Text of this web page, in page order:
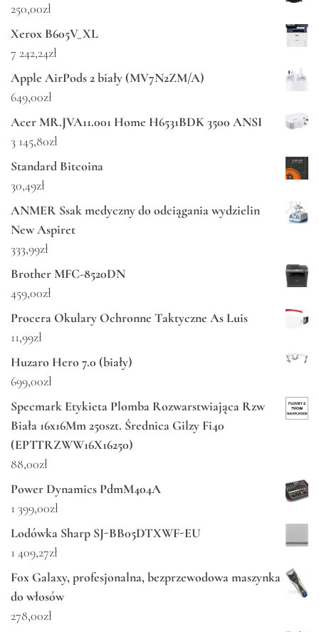
250,00zł
Xerox B605V_XL
7 242,24zł
Apple AirPods 2 biały (MV7N2ZM/A)
649,00zł
Acer MR.JVA11.001 Home H6531BDK 3500 ANSI
3 145,80zł
Standard Bitcoina
30,49zł
ANMER Ssak medyczny do odciągania wydzielin
New Aspiret
333,99zł
Brother MFC-8520DN
459,00zł
Procera Okulary Ochronne Taktyczne As Luis
11,99zł
Huzaro Hero 7.0 (biały)
699,00zł
Specmark Etykieta Plomba Rozwarstwiająca Rzw
Biała 16x16Mm 250szt. Średnica Gilzy Fi40
(EPTTRZWW16X16250)
88,00zł
Power Dynamics PdmM404A
1 399,00zł
Lodówka Sharp SJ-BB05DTXWF-EU
1 409,27zł
Fox Galaxy, profesjonalna, bezprzewodowa maszynka
do włosów
278,00zł